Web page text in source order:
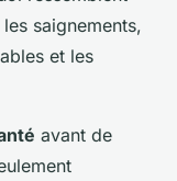
saignements,
et les
avant de